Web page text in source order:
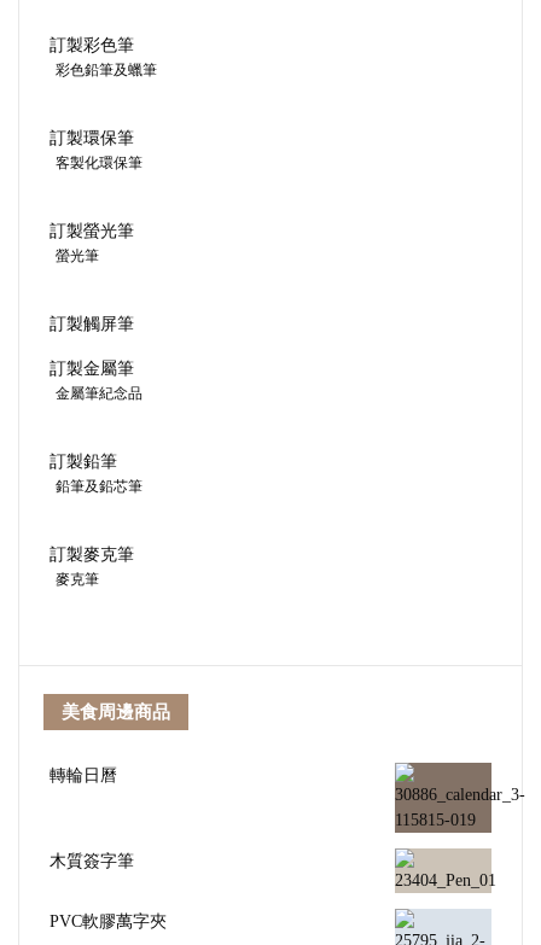
訂製彩色筆
彩色鉛筆及蠟筆
訂製環保筆
客製化環保筆
訂製螢光筆
螢光筆
訂製觸屏筆
訂製金屬筆
金屬筆紀念品
訂製鉛筆
鉛筆及鉛芯筆
訂製麥克筆
麥克筆
美食周邊商品
轉輪日曆
木質簽字筆
PVC軟膠萬字夾